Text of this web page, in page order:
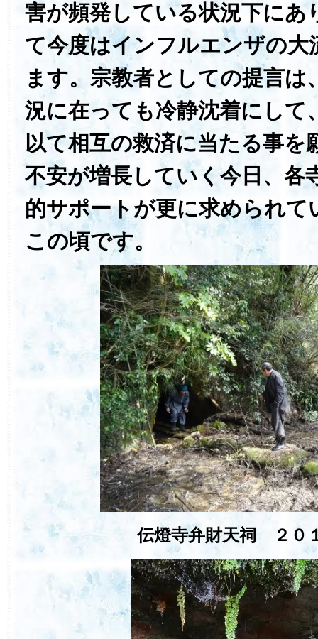
害が頻発している状況下にあ
て今度はインフルエンザの大
ます。宗教者としての提言は
況に在っても冷静沈着にして
以て相互の救済に当たる事を
不安が増長していく今日、各
的サポートが更に求められて
この頃です。
伝燈寺弁財天祠 ２０